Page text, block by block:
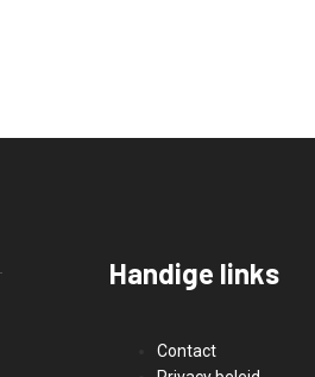
Handige links
Contact